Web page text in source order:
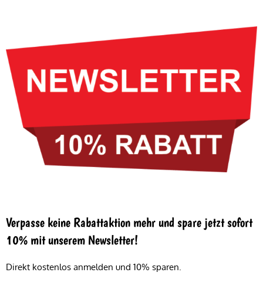
Verpasse keine Rabattaktion mehr und spare jetzt sofort
10% mit unserem Newsletter!
Direkt kostenlos anmelden und 10% sparen.